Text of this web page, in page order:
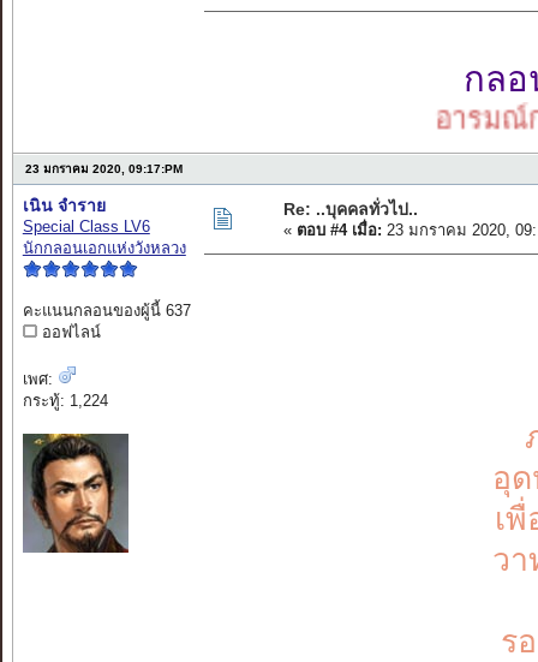
กลอ
อารมณ์กลอน
23 มกราคม 2020, 09:17:PM
เนิน จำราย
Special Class LV6
นักกลอนเอกแห่งวังหลวง
คะแนนกลอนของผู้นี้ 637
ออฟไลน์
เพศ:
กระทู้: 1,224
Re: ..บุคคลทั่วไป..
« ตอบ #4 เมื่อ: 23 มกราคม 2020,
อุ
เ
ว
ร